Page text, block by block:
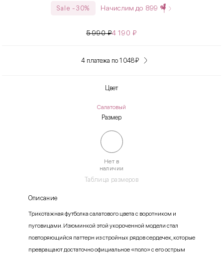
Sale -30% Начислим до 899
5 990₽4 190₽
4 платежа по 1 048₽
Цвет
Салатовый
Размер
Таблица размеров
Нет в
наличии
Описание
Трикотажная футболка салатового цвета с воротником и
пуговицами. Изюминкой этой укороченной модели стал
повторяющийся паттерн из стройных рядов сердечек, которые
превращают достаточно официальное «поло» с его острым